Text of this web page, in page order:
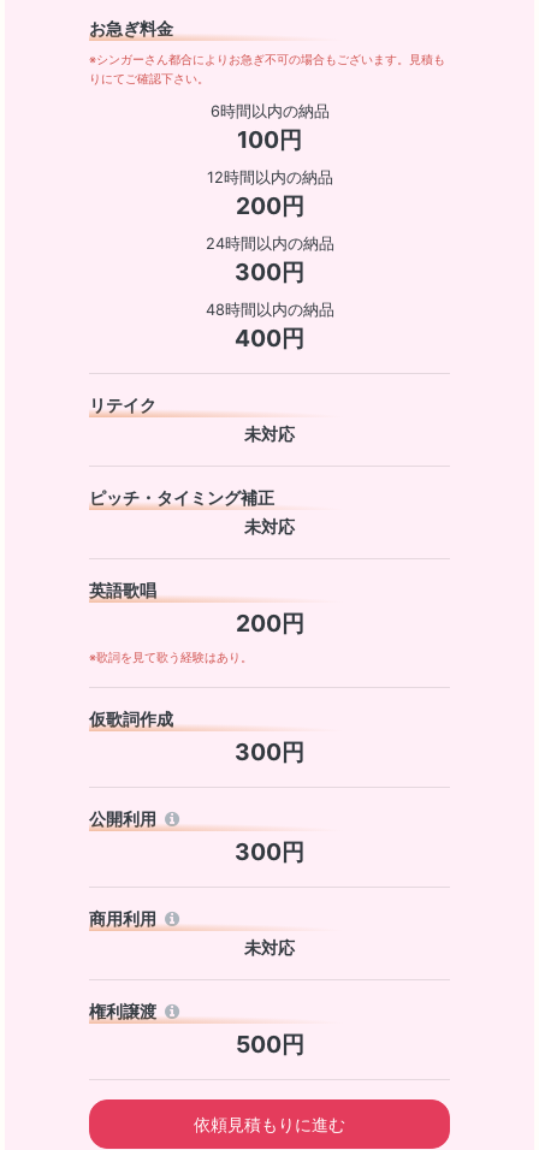
お急ぎ料金
※シンガーさん都合によりお急ぎ不可の場合もございます。見積も
りにてご確認下さい。
6時間以内の納品
100円
12時間以内の納品
200円
24時間以内の納品
300円
48時間以内の納品
400円
リテイク
未対応
ピッチ・タイミング補正
未対応
英語歌唱
200円
※歌詞を見て歌う経験はあり。
仮歌詞作成
300円
公開利用
300円
商用利用
未対応
権利譲渡
500円
依頼見積もりに進む